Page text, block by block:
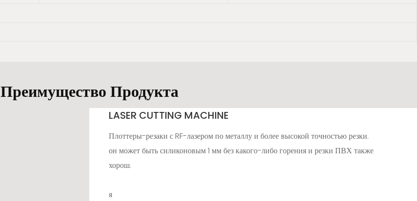
Преимущество Продукта
LASER CUTTING MACHINE
Плоттеры-резаки с RF-лазером по металлу и более высокой точностью резки.
он может быть силиконовым 1 мм без какого-либо горения и резки ПВХ также
хорош.
я